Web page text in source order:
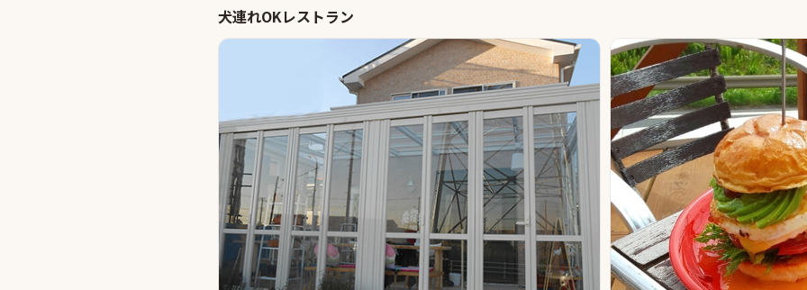
犬連れOKレストラン